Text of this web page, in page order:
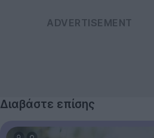
Διαβάστε επίσης